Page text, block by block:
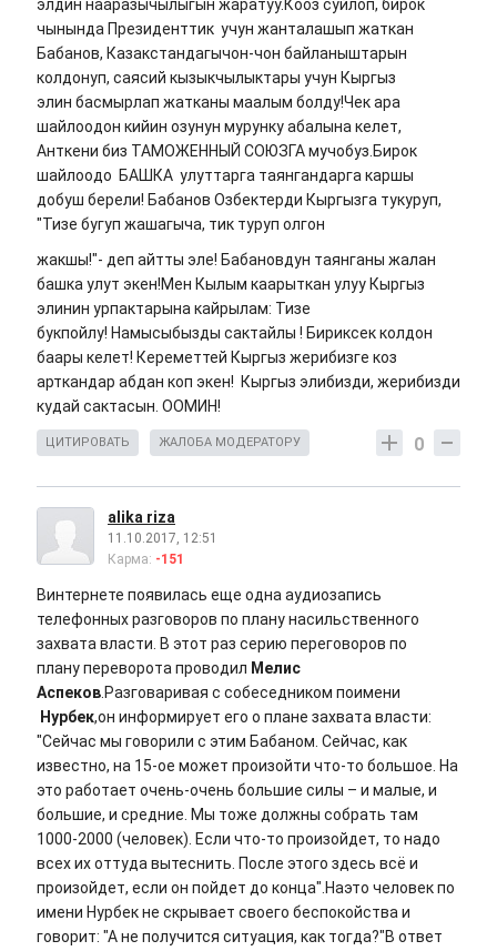
элдин нааразычылыгын жаратуу.Кооз суйлоп, бирок
чынында Президенттик учун жанталашып жаткан
Бабанов, Казакстандагычон-чон байланыштарын
колдонуп, саясий кызыкчылыктары учун Кыргыз
элин басмырлап жатканы маалым болду!Чек ара
шайлоодон кийин озунун мурунку абалына келет,
Анткени биз ТАМОЖЕННЫЙ СОЮЗГА мучобуз.Бирок
шайлоодо БАШКА улуттарга таянгандарга каршы
добуш берели! Бабанов Озбектерди Кыргызга тукуруп,
"Тизе бугуп жашагыча, тик туруп олгон
жакшы!"- деп айтты эле! Бабановдун таянганы жалан
башка улут экен!Мен Кылым каарыткан улуу Кыргыз
элинин урпактарына кайрылам: Тизе
букпойлу! Намысыбызды сактайлы ! Бириксек колдон
баары келет! Кереметтей Кыргыз жерибизге коз
арткандар абдан коп экен! Кыргыз элибизди, жерибизди
кудай сактасын. ООМИН!
0
ЦИТИРОВАТЬ ЖАЛОБА МОДЕРАТОРУ
alika riza
11.10.2017, 12:51
Карма: -151
Винтернете появилась еще одна аудиозапись
телефонных разговоров по плану насильственного
захвата власти. В этот раз серию переговоров по
плану переворота проводил Мелис
Аспеков.Разговаривая с собеседником поимени
Нурбек,он информирует его о плане захвата власти:
"Сейчас мы говорили с этим Бабаном. Сейчас, как
известно, на 15-ое может произойти что-то большое. На
это работает очень-очень большие силы – и малые, и
большие, и средние. Мы тоже должны собрать там
1000-2000 (человек). Если что-то произойдет, то надо
всех их оттуда вытеснить. После этого здесь всё и
произойдет, если он пойдет до конца".Наэто человек по
имени Нурбек не скрывает своего беспокойства и
говорит: "А не получится ситуация, как тогда?"В ответ